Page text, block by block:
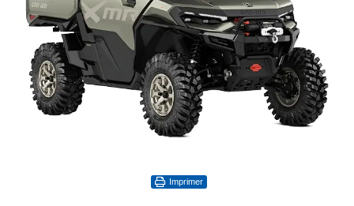
Imprimer